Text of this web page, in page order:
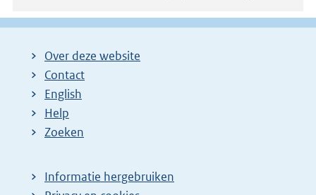
Over deze website
Contact
English
Help
Zoeken
Informatie hergebruiken